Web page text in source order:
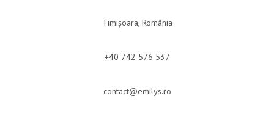
Timișoara, România
+40 742 576 537
contact@emilys.ro